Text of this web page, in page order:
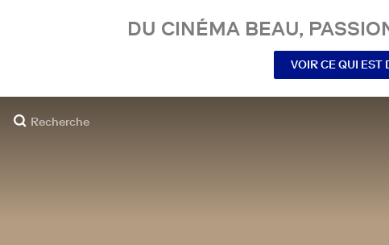
DU CINÉMA BEAU,
VOIR CE QUI EST